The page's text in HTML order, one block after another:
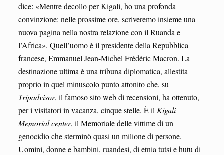
dice: «Mentre decollo per Kigali, ho una profonda
convinzione: nelle prossime ore, scriveremo insieme una
nuova pagina nella nostra relazione con il Ruanda e
l’Africa». Quell’uomo è il presidente della Repubblica
francese, Emmanuel Jean-Michel Frédéric Macron. La
destinazione ultima è una tribuna diplomatica, allestita
proprio in quel minuscolo punto attonito che, su
Tripadvisor, il famoso sito web di recensioni, ha ottenuto,
per i visitatori in vacanza, cinque stelle. È il Kigali
Memorial center, il Memoriale delle vittime di un
genocidio che sterminò quasi un milione di persone.
Uomini, donne e bambini, ruandesi, di etnia tutsi e hutu di